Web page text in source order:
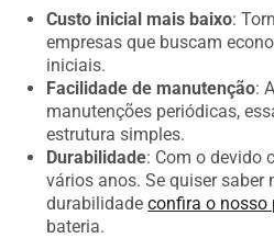
Custo inicial mais baixo:
empresas que buscam
iniciais.
Facilidade de manutenção:
manutenções periódicas,
estrutura simples.
Durabilidade: Com o devido
vários anos. Se quiser saber
durabilidadeconfira o nosso
bateria.